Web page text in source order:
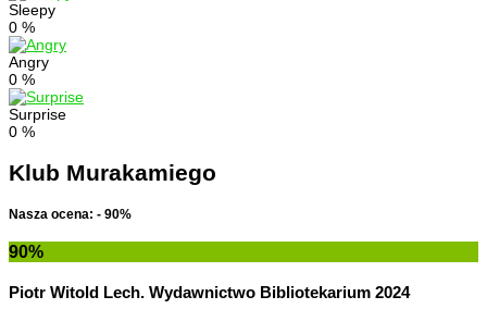
Sleepy
0 %
Angry
0 %
Surprise
0 %
Klub Murakamiego
Nasza ocena: - 90%
90%
Piotr Witold Lech. Wydawnictwo Bibliotekarium 2024